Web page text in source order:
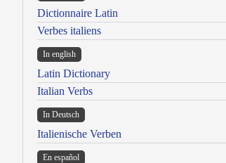
Dictionnaire Latin
Verbes italiens
In english
Latin Dictionary
Italian Verbs
In Deutsch
Italienische Verben
En español